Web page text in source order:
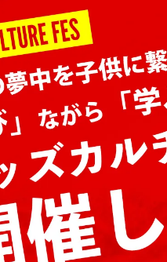
テクノロジー・ガジェット
映像・映画
ビジネス・起業
まちづくり・地域活性化